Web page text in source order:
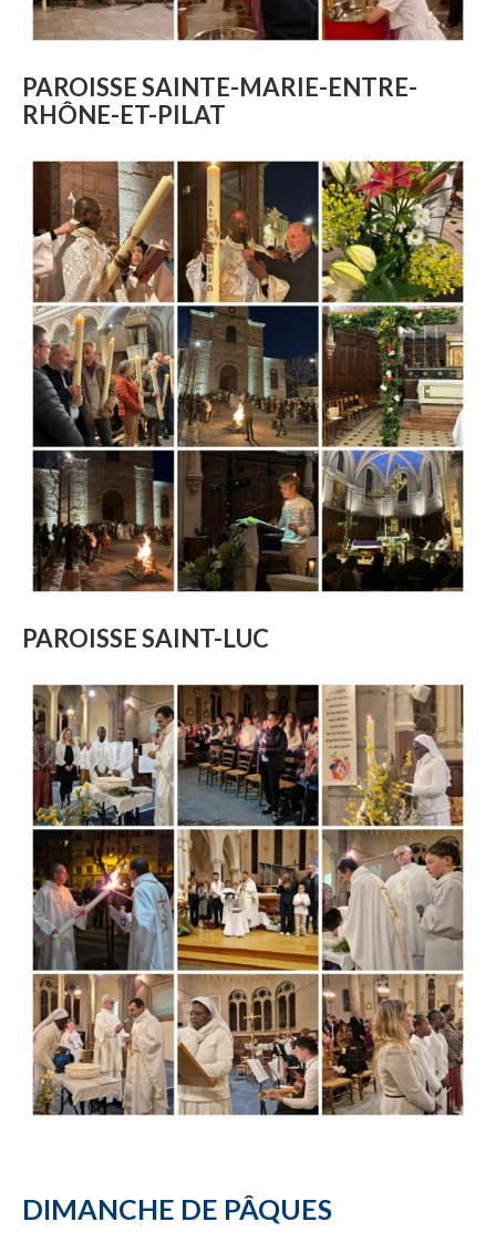
PAROISSE SAINTE-MARIE-ENTRE-
RHÔNE-ET-PILAT
PAROISSE SAINT-LUC
DIMANCHE DE PÂQUES